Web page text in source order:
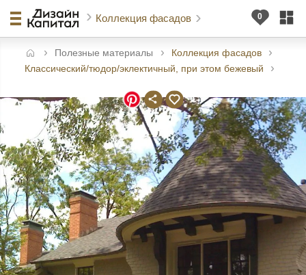
Коллекция фасадов
Полезные материалы
Коллекция фасадов
Классический/тюдор/эклектичный, при этом бежевый